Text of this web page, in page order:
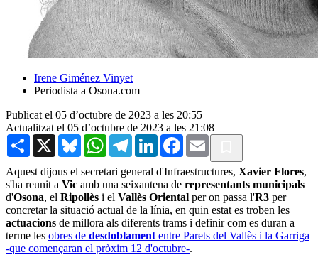
Irene Giménez Vinyet
Periodista a Osona.com
Publicat el 05 d’octubre de 2023 a les 20:55
Actualitzat el 05 d’octubre de 2023 a les 21:08
Share X BlueskyWhatsAppTelegramLinkedInFacebook
Email
Aquest dijous el secretari general d'Infraestructures, Xavier Flores,
s'ha reunit a Vic amb una seixantena de representants municipals
d'Osona, el Ripollès i el Vallès Oriental per on passa l'R3 per
concretar la situació actual de la línia, en quin estat es troben les
actuacions de millora als diferents trams i definir com es duran a
terme les obres de desdoblament entre Parets del Vallès i la Garriga
-que començaran el pròxim 12 d'octubre-.